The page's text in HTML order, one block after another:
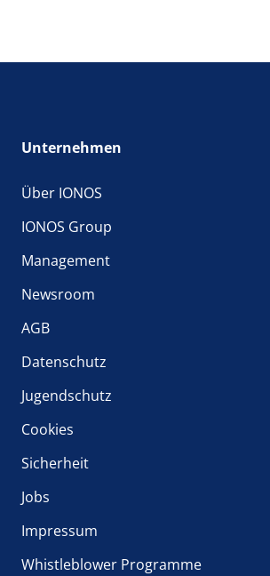
Unternehmen
Über IONOS
IONOS Group
Management
Newsroom
AGB
Datenschutz
Jugendschutz
Cookies
Sicherheit
Jobs
Impressum
Whistleblower Programme